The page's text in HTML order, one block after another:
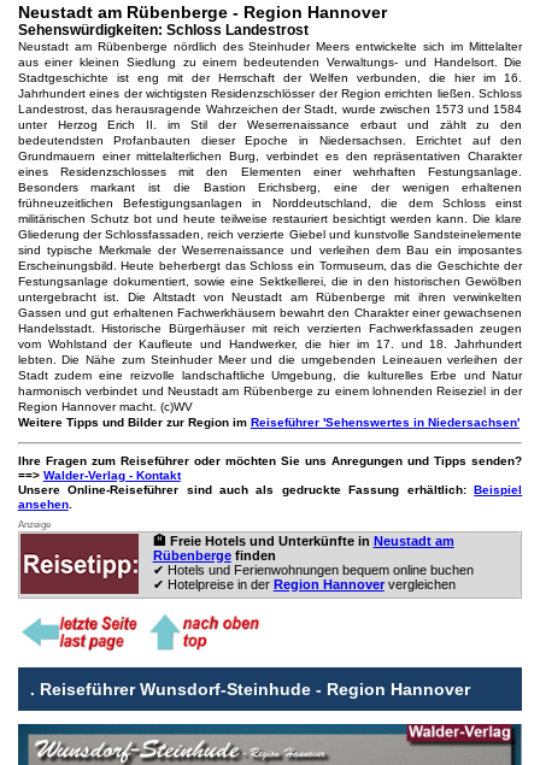
Neustadt am Rübenberge - Region Hannover
Sehenswürdigkeiten: Schloss Landestrost
Neustadt am Rübenberge nördlich des Steinhuder Meers entwickelte sich im Mittelalter
aus einer kleinen Siedlung zu einem bedeutenden Verwaltungs- und Handelsort. Die
Stadtgeschichte ist eng mit der Herrschaft der Welfen verbunden, die hier im 16.
Jahrhundert eines der wichtigsten Residenzschlösser der Region errichten ließen. Schloss
Landestrost, das herausragende Wahrzeichen der Stadt, wurde zwischen 1573 und 1584
unter Herzog Erich II. im Stil der Weserrenaissance erbaut und zählt zu den
bedeutendsten Profanbauten dieser Epoche in Niedersachsen. Errichtet auf den
Grundmauern einer mittelalterlichen Burg, verbindet es den repräsentativen Charakter
eines Residenzschlosses mit den Elementen einer wehrhaften Festungsanlage.
Besonders markant ist die Bastion Erichsberg, eine der wenigen erhaltenen
frühneuzeitlichen Befestigungsanlagen in Norddeutschland, die dem Schloss einst
militärischen Schutz bot und heute teilweise restauriert besichtigt werden kann. Die klare
Gliederung der Schlossfassaden, reich verzierte Giebel und kunstvolle Sandsteinelemente
sind typische Merkmale der Weserrenaissance und verleihen dem Bau ein imposantes
Erscheinungsbild. Heute beherbergt das Schloss ein Tormuseum, das die Geschichte der
Festungsanlage dokumentiert, sowie eine Sektkellerei, die in den historischen Gewölben
untergebracht ist. Die Altstadt von Neustadt am Rübenberge mit ihren verwinkelten
Gassen und gut erhaltenen Fachwerkhäusern bewahrt den Charakter einer gewachsenen
Handelsstadt. Historische Bürgerhäuser mit reich verzierten Fachwerkfassaden zeugen
vom Wohlstand der Kaufleute und Handwerker, die hier im 17. und 18. Jahrhundert
lebten. Die Nähe zum Steinhuder Meer und die umgebenden Leineauen verleihen der
Stadt zudem eine reizvolle landschaftliche Umgebung, die kulturelles Erbe und Natur
harmonisch verbindet und Neustadt am Rübenberge zu einem lohnenden Reiseziel in der
Region Hannover macht. (c)WV
Weitere Tipps und Bilder zur Region im Reiseführer 'Sehenswertes in Niedersachsen'
Ihre Fragen zum Reiseführer oder möchten Sie uns Anregungen und Tipps senden?
==> Walder-Verlag - Kontakt
Unsere Online-Reiseführer sind auch als gedruckte Fassung erhältlich:Beispiel
ansehen.
Anzeige
🏨 Freie Hotels und Unterkünfte in Neustadt am
Rübenbergefinden
✔ Hotels und Ferienwohnungen bequem online buchen
✔ Hotelpreise in der Region Hannoververgleichen
. Reiseführer Wunsdorf-Steinhude - Region Hannover